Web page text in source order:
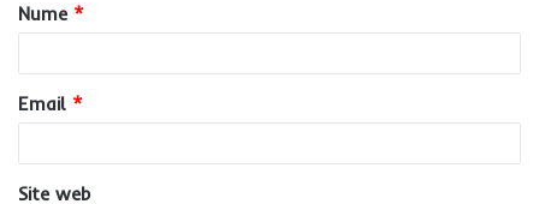
r
*
Nume *
Email *
Site web